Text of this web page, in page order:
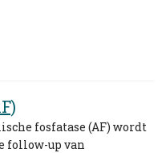
fosfatase (AF) wordt
follow-up van